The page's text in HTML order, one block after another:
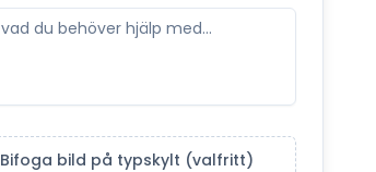
Bifoga bild på typskylt (valfritt)